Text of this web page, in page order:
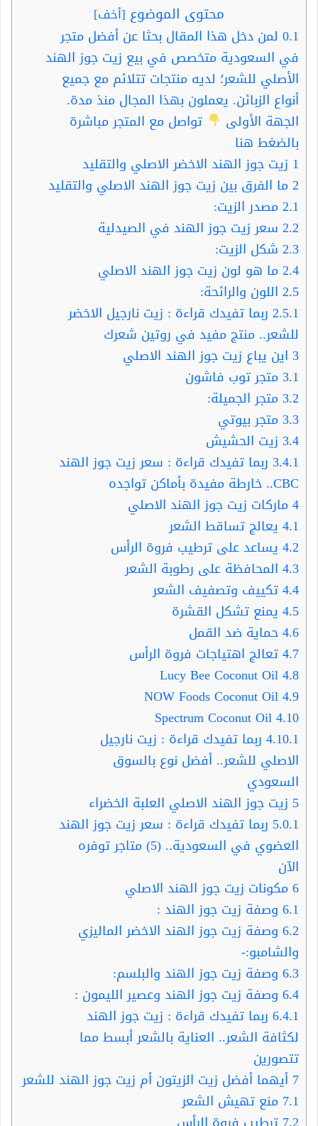
محتوى الموضوع [أخف]
0.1 لمن دخل هذا المقال بحثا عن أفضل متجر
في السعودية متخصص في بيع زيت جوز الهند
الأصلي للشعر؛ لديه منتجات تتلائم مع جميع
أنواع الزبائن. يعملون بهذا المجال منذ مدة.
الجهة الأولى
تواصل مع المتجر مباشرة
بالضغط هنا
1 زيت جوز الهند الاخضر الاصلي والتقليد
2ما الفرق بين زيت جوز الهند الاصلي والتقليد
2.1مصدر الزيت:
2.2 سعر زيت جوز الهند في الصيدلية
2.3 شكل الزيت:
2.4ما هو لون زيت جوز الهند الاصلي
2.5 اللون والرائحة:
2.5.1 ربما تفيدك قراءة : زيت نارجيل الاخضر
للشعر.. منتج مفيد في روتين شعرك
3 اين يباع زيت جوز الهند الاصلي
3.1متجر توب فاشون
3.2متجر الجميلة:
3.3متجر بيوتي
3.4 زيت الحشيش
3.4.1 ربما تفيدك قراءة : سعر زيت جوز الهند
CBC.. خارطة مفيدة بأماكن تواجده
4ماركات زيت جوز الهند الاصلي
4.1 يعالج تساقط الشعر
4.2 يساعد على ترطيب فروة الرأس
4.3 المحافظة على رطوبة الشعر
4.4تكييف وتصفيف الشعر
4.5 يمنع تشكل القشرة
4.6حماية ضد القمل
4.7تعالج اهتياجات فروة الرأس
4.8
4.9
4.10
4.10.1 ربما تفيدك قراءة : زيت نارجيل
الاصلي للشعر.. أفضل نوع بالسوق
السعودي
5 زيت جوز الهند الاصلي العلبة الخضراء
5.0.1 ربما تفيدك قراءة : سعر زيت جوز الهند
العضوي في السعودية.. (5) متاجر توفره
الآن
6مكونات زيت جوز الهند الاصلي
6.1 وصفة زيت جوز الهند :
6.2 وصفة زيت جوز الهند الاخضر الماليزي
والشامبو:-
6.3 وصفة زيت جوز الهند والبلسم:
6.4 وصفة زيت جوز الهند وعصير الليمون :
6.4.1 ربما تفيدك قراءة : زيت جوز الهند
لكثافة الشعر.. العناية بالشعر أبسط مما
تتصورين
7 أيهما أفضل زيت الزيتون أم زيت جوز الهند للشعر
7.1 منع تهيش الشعر